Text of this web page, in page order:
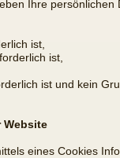
Ihre persönlichen
ist,
ist,
ist und kein
Website
eines Cookies